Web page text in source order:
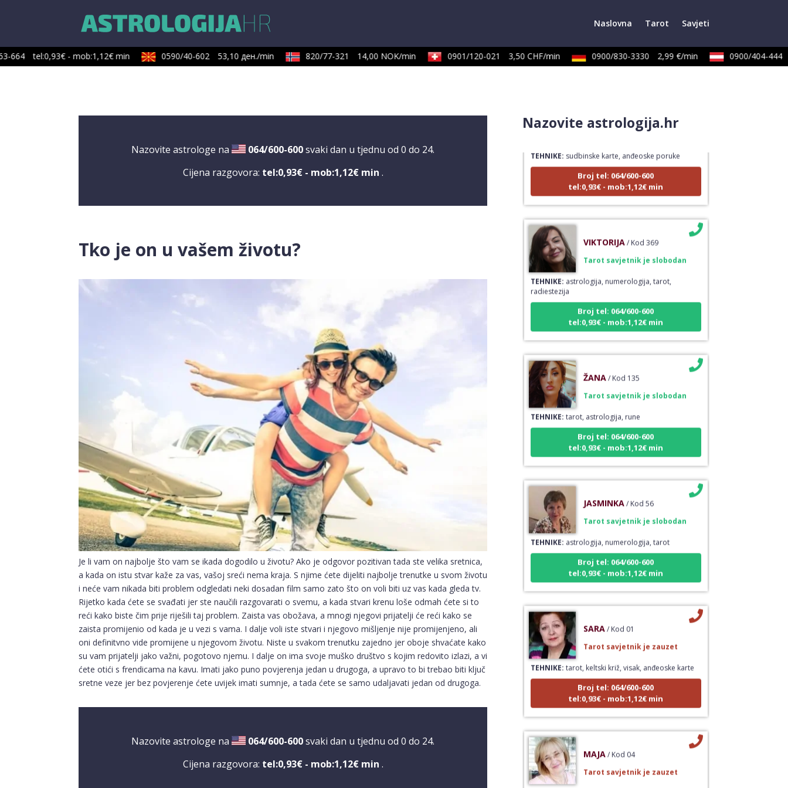
Naslovna Tarot Savjeti
664 tel:0,93€ - mob:1,12€ min 0590/40-602 53,10 ден./min 820/77-321 14,00 NOK/min 0901/120-021 3,50 CHF/min 0900/830-3330 2,99 €/min 0900/404-444
Nazovite astrologe na 064/600-600 svaki dan u tjednu od 0 do 24.
Cijena razgovora: tel:0,93€ - mob:1,12€ min .
Tko je on u vašem životu?
Je li vam on najbolje što vam se ikada dogodilo u životu? Ako je odgovor pozitivan tada ste velika sretnica,
a kada on istu stvar kaže za vas, vašoj sreći nema kraja. S njime ćete dijeliti najbolje trenutke u svom životu
i neće vam nikada biti problem odgledati neki dosadan film samo zato što on voli biti uz vas kada gleda tv.
Rijetko kada ćete se svađati jer ste naučili razgovarati o svemu, a kada stvari krenu loše odmah ćete si to
reći kako biste čim prije riješili taj problem. Zaista vas obožava, a mnogi njegovi prijatelji će reći kako se
zaista promijenio od kada je u vezi s vama. I dalje voli iste stvari i njegovo mišljenje nije promijenjeno, ali
oni definitvno vide promijene u njegovom životu. Niste u svakom trenutku zajedno jer oboje shvaćate kako
su vam prijatelji jako važni, pogotovo njemu. I dalje on ima svoje muško društvo s kojim redovito izlazi, a vi
ćete otići s frendicama na kavu. Imati jako puno povjerenja jedan u drugoga, a upravo to bi trebao biti ključ
sretne veze jer bez povjerenje ćete uvijek imati sumnje, a tada ćete se samo udaljavati jedan od drugoga.
Nazovite astrologe na 064/600-600 svaki dan u tjednu od 0 do 24.
Cijena razgovora: tel:0,93€ - mob:1,12€ min .
Nazovite astrologija.hr
Tarot savjetnik je zauzet
Broj tel: 064/600-600
tel:0,93€ - mob:1,12€ min
TEHNIKE:astrologija, numerologija, tarot,
radiestezija
Broj tel: 064/600-600
tel:0,93€ - mob:1,12€ min
TEHNIKE:tarot, astrologija, rune
Broj tel: 064/600-600
tel:0,93€ - mob:1,12€ min
TEHNIKE:astrologija, numerologija, tarot
Broj tel: 064/600-600
tel:0,93€ - mob:1,12€ min
TEHNIKE:tarot, keltski križ, visak, anđeoske karte
Broj tel: 064/600-600
tel:0,93€ - mob:1,12€ min
TEHNIKE:tarot, detekcija i skidanje uroka,